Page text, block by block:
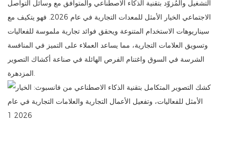
التشغيل والمُزوّد ​​بتقنية الذكاء الاصطناعي والمتوافق مع وسائل التواصل
الاجتماعي الخيار الأمثل للمعدات التجارية في عام 2026. فهو يتكيف مع
سيناريوهات الاستخدام المتنوعة ويحقق فوائد تجارية ملموسة للفعاليات
وتسويق العلامات التجارية، مما يساعد العملاء على التميز في المنافسة
الشرسة في السوق واغتنام الفرص الهائلة في صناعة أكشاك التصوير
المزدهرة.